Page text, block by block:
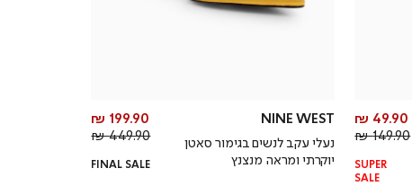
מחיר
מוצר
49.90 ₪
מחיר
149.90 ₪
SUPER
SALE
NINE WEST
נעלי עקב לנשים בגימור סאטן
יוקרתי ומראה מנצנץ
מחיר
מוצר
199.90 ₪
מחיר
449.90 ₪
FINAL SALE